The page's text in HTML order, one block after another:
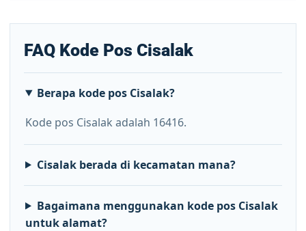
FAQ Kode Pos Cisalak
Berapa kode pos Cisalak?
Kode pos Cisalak adalah 16416.
Cisalak berada di kecamatan mana?
Bagaimana menggunakan kode pos Cisalak
untuk alamat?